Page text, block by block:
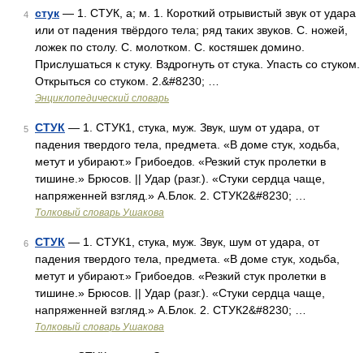
4 стук — 1. СТУК, а; м. 1. Короткий отрывистый звук от удара
или от падения твёрдого тела; ряд таких звуков. С. ножей,
ложек по столу. С. молотком. С. костяшек домино.
Прислушаться к стуку. Вздрогнуть от стука. Упасть со стуком.
Открыться со стуком. 2.&#8230; …
Энциклопедический словарь
5 СТУК — 1. СТУК1, стука, муж. Звук, шум от удара, от
падения твердого тела, предмета. «В доме стук, ходьба,
метут и убирают.» Грибоедов. «Резкий стук пролетки в
тишине.» Брюсов. || Удар (разг.). «Стуки сердца чаще,
напряженней взгляд.» А.Блок. 2. СТУК2&#8230; …
Толковый словарь Ушакова
6 СТУК — 1. СТУК1, стука, муж. Звук, шум от удара, от
падения твердого тела, предмета. «В доме стук, ходьба,
метут и убирают.» Грибоедов. «Резкий стук пролетки в
тишине.» Брюсов. || Удар (разг.). «Стуки сердца чаще,
напряженней взгляд.» А.Блок. 2. СТУК2&#8230; …
Толковый словарь Ушакова